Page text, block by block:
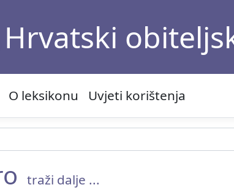
Hrvatski
O leksikonu Uvjeti korištenja
traži dalje ...